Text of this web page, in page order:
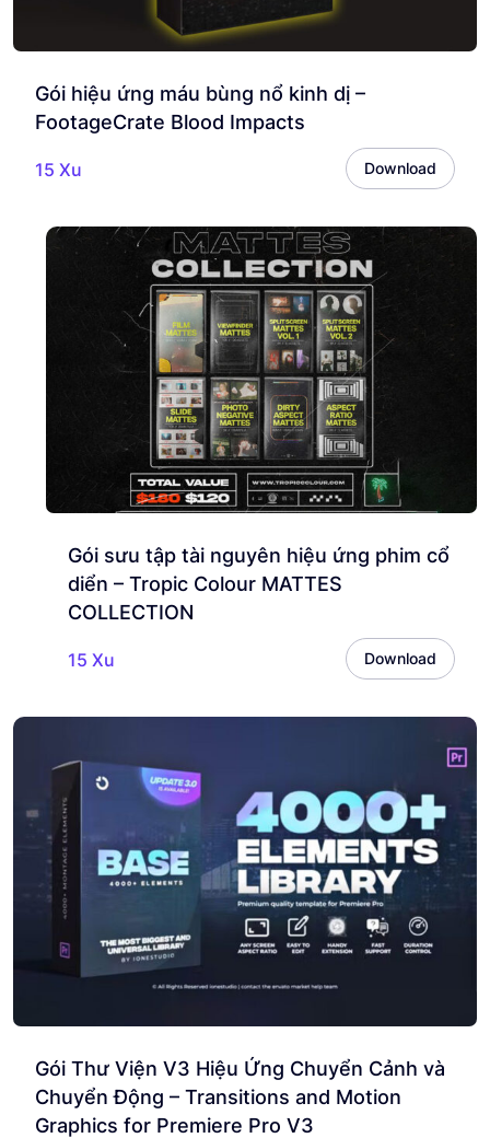
Gói hiệu ứng máu bùng nổ kinh dị –
FootageCrate Blood Impacts
15 Xu Download
Gói sưu tập tài nguyên hiệu ứng phim cổ
diển – Tropic Colour MATTES
COLLECTION
15 Xu Download
Gói Thư Viện V3 Hiệu Ứng Chuyển Cảnh và
Chuyển Động – Transitions and Motion
Graphics for Premiere Pro V3